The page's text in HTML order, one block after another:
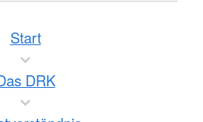
Start
DRK